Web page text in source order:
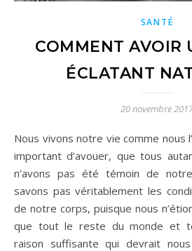
SANTÉ
COMMENT AVOIR
ÉCLATANT
20 novembre
Nous vivons notre vie comme nous l’entendons, mais il est
important d’avouer, que tous
n’avons pas été témoin de
savons pas véritablement les
de notre corps, puisque nous
que tout le reste du monde et
raison suffisante qui devrait